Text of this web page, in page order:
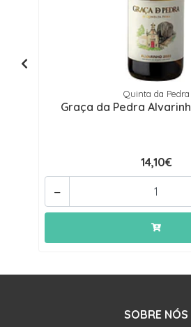
Quinta da Pedra
Graça da Pedra
14,10€
-
SOBRE NÓS